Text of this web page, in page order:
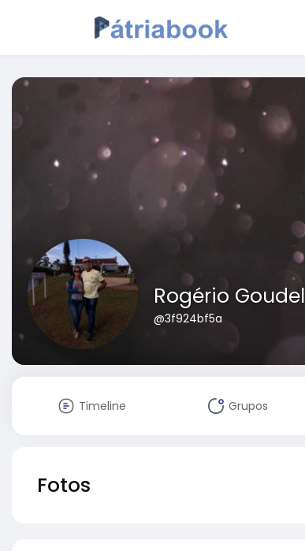
Rogério Goudel
@3f924bf5a
Timeline Grupos
Fotos